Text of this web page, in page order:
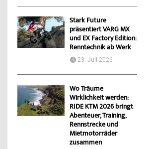
Stark Future
präsentiert VARG MX
und EX Factory Edition:
Renntechnik ab Werk
23. Juli 2026
Wo Träume
Wirklichkeit werden:
RIDE KTM 2026 bringt
Abenteuer, Training,
Rennstrecke und
Mietmotorräder
zusammen